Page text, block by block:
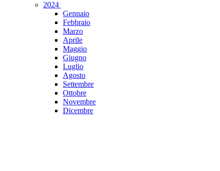
2024
Gennaio
Febbraio
Marzo
Aprile
Maggio
Giugno
Luglio
Agosto
Settembre
Ottobre
Novembre
Dicembre